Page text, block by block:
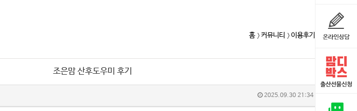
홈 커뮤니티 이용후기
조은맘 산후도우미 후기
2025.09.30 21:34